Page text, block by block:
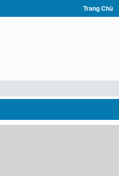
Trang Chủ